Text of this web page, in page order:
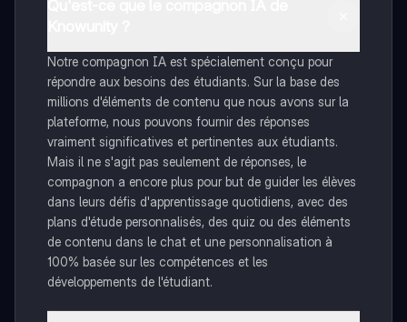
Notre compagnon IA est spécialement conçu pour
répondre aux besoins des étudiants. Sur la base des
millions d'éléments de contenu que nous avons sur la
plateforme, nous pouvons fournir des réponses
vraiment significatives et pertinentes aux étudiants.
Mais il ne s'agit pas seulement de réponses, le
compagnon a encore plus pour but de guider les élèves
dans leurs défis d'apprentissage quotidiens, avec des
plans d'étude personnalisés, des quiz ou des éléments
de contenu dans le chat et une personnalisation à
100% basée sur les compétences et les
développements de l'étudiant.